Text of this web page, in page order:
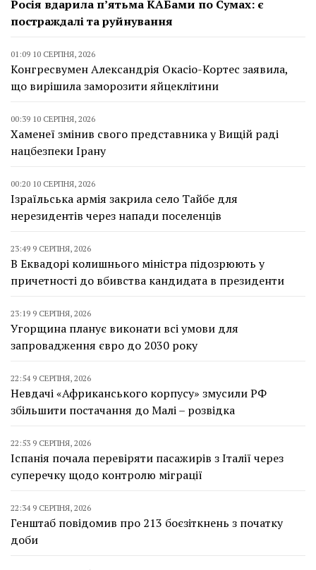
Росія вдарила п’ятьма КАБами по Сумах: є
постраждалі та руйнування
01:09 10 СЕРПНЯ, 2026
Конгресвумен Александрія Окасіо-Кортес заявила,
що вирішила заморозити яйцеклітини
00:39 10 СЕРПНЯ, 2026
Хаменеї змінив свого представника у Вищій раді
нацбезпеки Ірану
00:20 10 СЕРПНЯ, 2026
Ізраїльська армія закрила село Тайбе для
нерезидентів через напади поселенців
23:49 9 СЕРПНЯ, 2026
В Еквадорі колишнього міністра підозрюють у
причетності до вбивства кандидата в президенти
23:19 9 СЕРПНЯ, 2026
Угорщина планує виконати всі умови для
запровадження євро до 2030 року
22:54 9 СЕРПНЯ, 2026
Невдачі «Африканського корпусу» змусили РФ
збільшити постачання до Малі – розвідка
22:53 9 СЕРПНЯ, 2026
Іспанія почала перевіряти пасажирів з Італії через
суперечку щодо контролю міграції
22:34 9 СЕРПНЯ, 2026
Генштаб повідомив про 213 боєзіткнень з початку
доби